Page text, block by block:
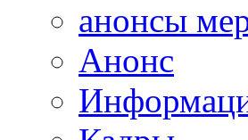
анонсы
Анонс